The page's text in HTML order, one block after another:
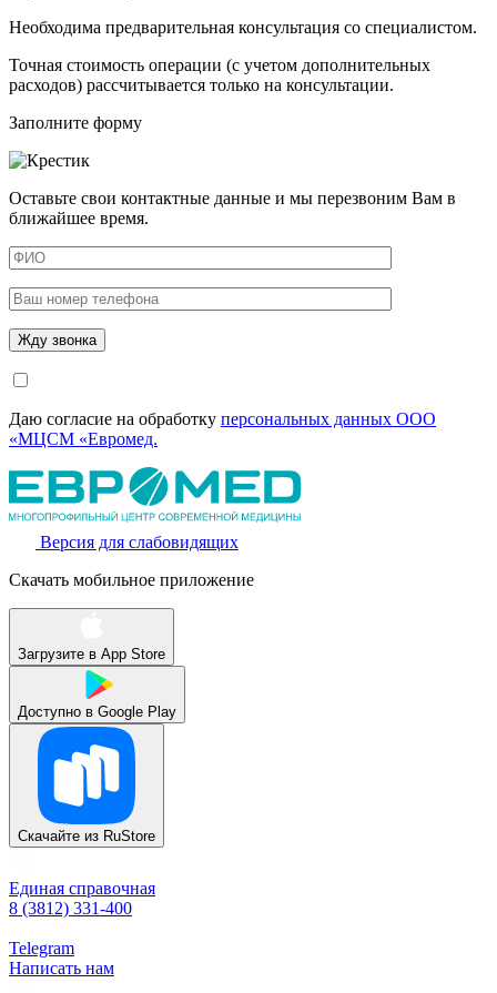
Необходима предварительная консультация со специалистом.
Точная стоимость операции (с учетом дополнительных
расходов) рассчитывается только на консультации.
Заполните форму
Оставьте свои контактные данные и мы перезвоним Вам в
ближайшее время.
Даю согласие на обработку персональных данных ООО
«МЦСМ «Евромед.
Версия для слабовидящих
Скачать мобильное приложение
Загрузите в App Store
Доступно в Google Play
Скачайте из RuStore
Единая справочная
8 (3812) 331-400
Telegram
Написать нам